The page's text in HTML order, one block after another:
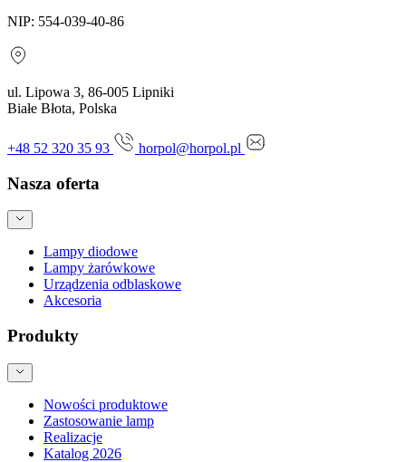
NIP: 554-039-40-86
ul. Lipowa 3, 86-005 Lipniki
Białe Błota, Polska
+48 52 320 35 93 horpol@horpol.pl
Nasza oferta
Lampy diodowe
Lampy żarówkowe
Urządzenia odblaskowe
Akcesoria
Produkty
Nowości produktowe
Zastosowanie lamp
Realizacje
Katalog 2026